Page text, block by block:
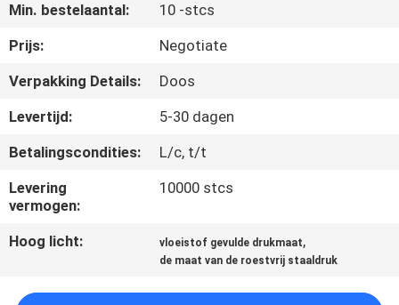
CONTACTEER
ONS
NIEUWS
VERZOEK
OM EEN
CITAAT
Min. bestelaantal:
10 -stcs
Prijs:
Negotiate
Verpakking Details:
Doos
Levertijd:
5-30 dagen
Betalingscondities:
L/c, t/t
Levering
vermogen:
10000 stcs
Hoog licht: vloeistof gevulde drukmaat,
de maat van de roestvrij staaldruk